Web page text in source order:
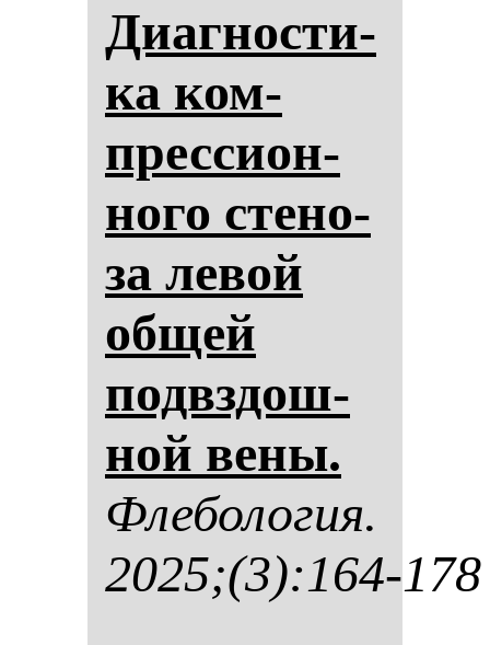
Диаг­нос­ти­
ка ком­
прес­си­он­
но­го сте­но­
за ле­вой
об­щей
подвздош­
ной ве­ны.
Фле­бо­ло­гия.
2025;(3):164-178